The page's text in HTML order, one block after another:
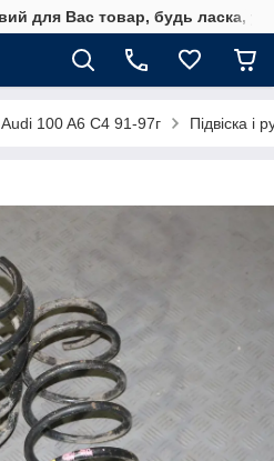
для Вас товар, будь ласка,
Audi 100 A6 C4 91-97г Підвіска і